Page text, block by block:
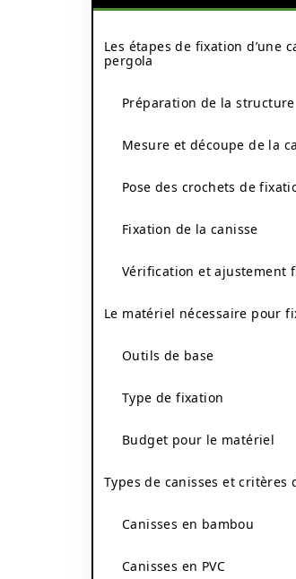
Les étapes de fixation d’une
pergola
Préparation de la structure
Mesure et découpe de la
Pose des crochets de
Fixation de la canisse
Vérification et ajustement
Le matériel nécessaire pour
Outils de base
Type de fixation
Budget pour le matériel
Types de canisses et critères
Canisses en bambou
Canisses en PVC